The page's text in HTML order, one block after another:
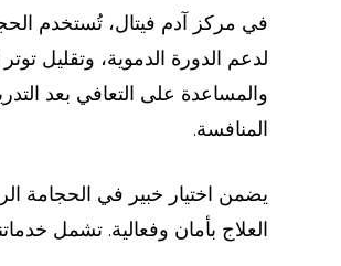
في مركز آدم فيتال، تُستخدم
لدعم الدورة الدموية، وتقليل
والمساعدة على التعافي بعد
المنافسة.
يضمن اختيار خبير في الحجامة
العلاج بأمان وفعالية. تشمل